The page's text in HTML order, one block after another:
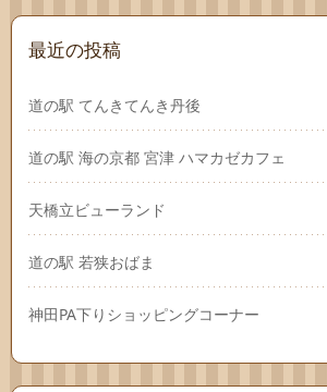
最近の投稿
道の駅 てんきてんき丹後
道の駅 海の京都 宮津 ハマカゼカフェ
天橋立ビューランド
道の駅 若狭おばま
神田PA下りショッピングコーナー